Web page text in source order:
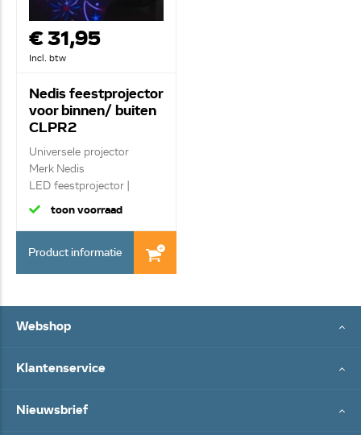
€ 31,95
Incl. btw
Nedis feestprojector
voor binnen/ buiten
CLPR2
Universele projector
Merk Nedis
LED feestprojector |
Kerst...
toon voorraad
Product informatie
Webshop
Klantenservice
Nieuwsbrief